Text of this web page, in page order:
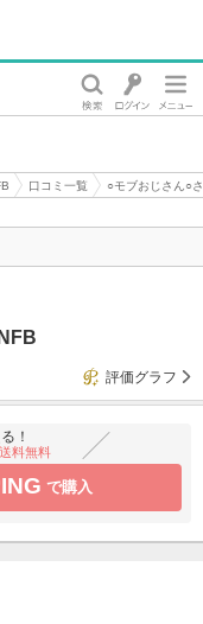
口コミ一覧
○モブおじさん○
評価グラフ
！
料無料
で購入